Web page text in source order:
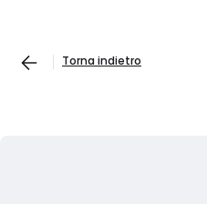
Torna indietro